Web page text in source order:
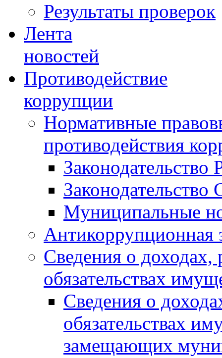
Результаты проверок
Лента
новостей
Противодействие
коррупции
Нормативные
противодействия
Законодательство
Муниципальные
Антикоррупционная
Сведения о доходах,
обязательствах
Сведения о
обязательствах
замещающих